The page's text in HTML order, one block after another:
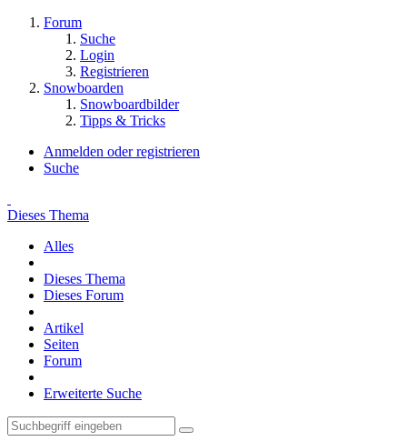
Forum
Suche
Login
Registrieren
Snowboarden
Snowboardbilder
Tipps & Tricks
Anmelden oder registrieren
Suche
Dieses Thema
Alles
Dieses Thema
Dieses Forum
Artikel
Seiten
Forum
Erweiterte Suche